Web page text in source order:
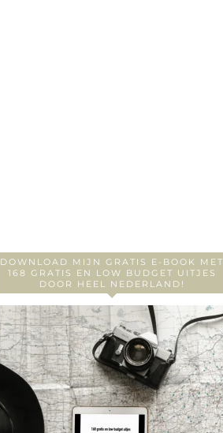
DOWNLOAD MIJN GRATIS E-BOOK MET
168 GRATIS EN LOW BUDGET UITJES
DOOR HEEL NEDERLAND!